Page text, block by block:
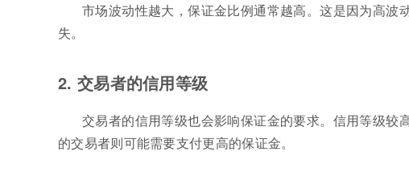
市场波动性越大，保证金比例通常越高。这是因为高
失。
2. 交易者的信用等级
交易者的信用等级也会影响保证金的要求。信用等级
的交易者则可能需要支付更高的保证金。